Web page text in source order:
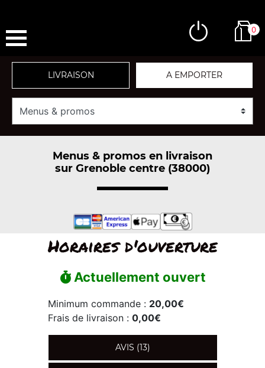
0
LIVRAISON A EMPORTER
Menus & promos en livraison
sur Grenoble centre (38000)
Horaires d'ouverture
Actuellement ouvert
Minimum commande : 20,00€
Frais de livraison : 0,00€
AVIS (13)